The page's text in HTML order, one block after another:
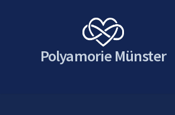
Polyamorie Münster